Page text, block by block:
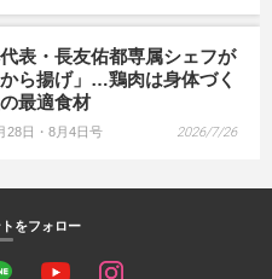
表・長友佑都専属シェフが
ら揚げ」…鶏肉は身体づく
最適食材
28日・8月4日号 2026/7/26
をフォロー